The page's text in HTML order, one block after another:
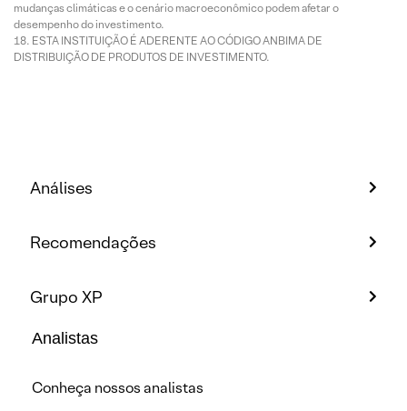
mudanças climáticas e o cenário macroeconômico podem afetar o
desempenho do investimento.
ESTA INSTITUIÇÃO É ADERENTE AO CÓDIGO ANBIMA DE
DISTRIBUIÇÃO DE PRODUTOS DE INVESTIMENTO.
Análises
Recomendações
Grupo XP
Analistas
Conheça nossos analistas